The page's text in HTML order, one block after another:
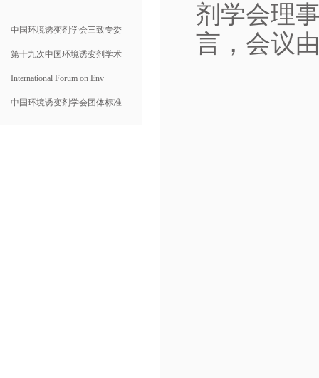
中国环境诱变剂学会三致专委
第十九次中国环境诱变剂学术
International Forum on Env
中国环境诱变剂学会团体标准
剂学会理
言，会议